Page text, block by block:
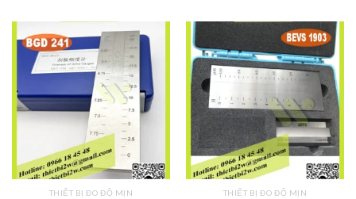
THIẾT BỊ ĐO ĐỘ MỊN THIẾT BỊ ĐO ĐỘ MỊN